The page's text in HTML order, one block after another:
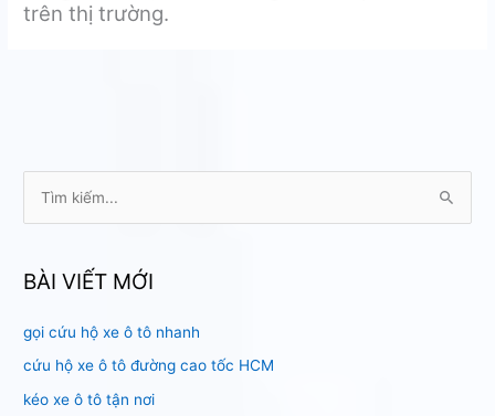
trên thị trường.
k
ế
m
:
BÀI VIẾT MỚI
gọi cứu hộ xe ô tô nhanh
cứu hộ xe ô tô đường cao tốc HCM
kéo xe ô tô tận nơi